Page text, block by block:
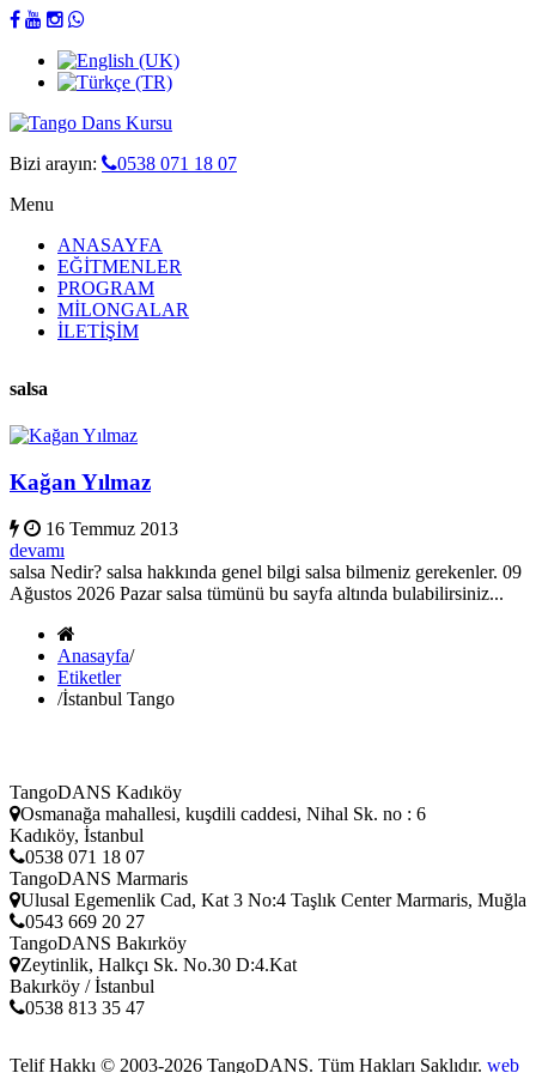
Bizi arayın: 0538 071 18 07
Menu
ANASAYFA
EĞİTMENLER
PROGRAM
MİLONGALAR
İLETİŞİM
salsa
Kağan Yılmaz
16 Temmuz 2013
devamı
salsa Nedir? salsa hakkında genel bilgi salsa bilmeniz gerekenler. 09
Ağustos 2026 Pazar salsa tümünü bu sayfa altında bulabilirsiniz...
Anasayfa/
Etiketler
/İstanbul Tango
TangoDANS Kadıköy
Osmanağa mahallesi, kuşdili caddesi, Nihal Sk. no : 6
Kadıköy, İstanbul
0538 071 18 07
TangoDANS Marmaris
Ulusal Egemenlik Cad, Kat 3 No:4 Taşlık Center Marmaris, Muğla
0543 669 20 27
TangoDANS Bakırköy
Zeytinlik, Halkçı Sk. No.30 D:4.Kat
Bakırköy / İstanbul
0538 813 35 47
Telif Hakkı © 2003-2026 TangoDANS. Tüm Hakları Saklıdır. web